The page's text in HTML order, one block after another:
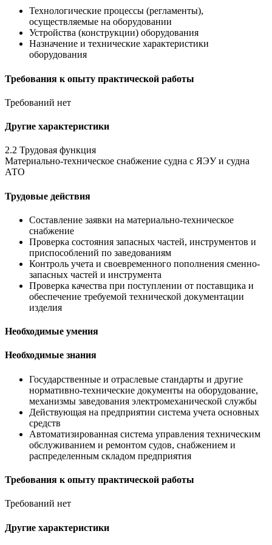
Технологические процессы (регламенты),
осуществляемые на оборудовании
Устройства (конструкции) оборудования
Назначение и технические характеристики
оборудования
Требования к опыту практической работы
Требований нет
Другие характеристики
2.2 Трудовая функция
Материально-техническое снабжение судна с ЯЭУ и судна
АТО
Трудовые действия
Составление заявки на материально-техническое
снабжение
Проверка состояния запасных частей, инструментов и
приспособлений по заведованиям
Контроль учета и своевременного пополнения сменно-
запасных частей и инструмента
Проверка качества при поступлении от поставщика и
обеспечение требуемой технической документации
изделия
Необходимые умения
Необходимые знания
Государственные и отраслевые стандарты и другие
нормативно-технические документы на оборудование,
механизмы заведования электромеханической службы
Действующая на предприятии система учета основных
средств
Автоматизированная система управления техническим
обслуживанием и ремонтом судов, снабжением и
распределенным складом предприятия
Требования к опыту практической работы
Требований нет
Другие характеристики